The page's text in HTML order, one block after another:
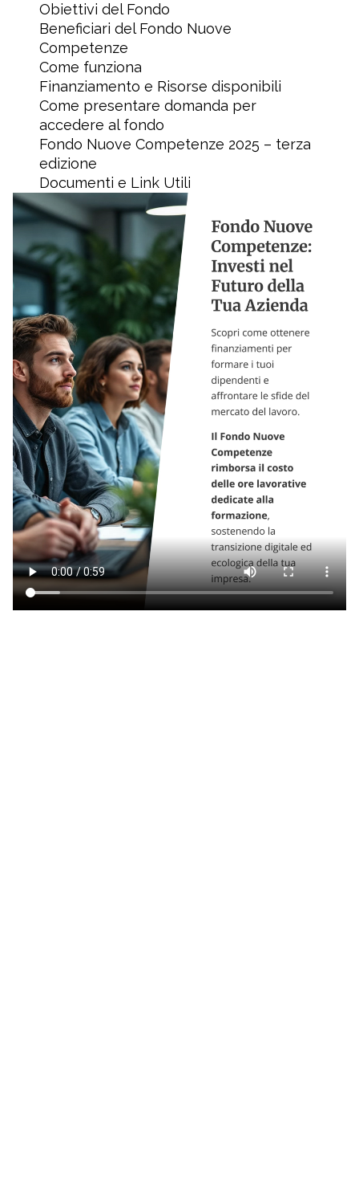
Obiettivi del Fondo
Beneficiari del Fondo Nuove
Competenze
Come funziona
Finanziamento e Risorse disponibili
Come presentare domanda per
accedere al fondo
Fondo Nuove Competenze 2025 – terza
edizione
Documenti e Link Utili